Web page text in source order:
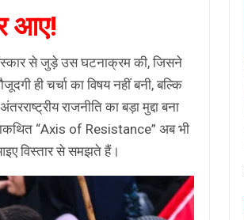
आए!
से जुड़े उस घटनाक्रम की, जिसने
ही चर्चा का विषय नहीं बनी, बल्कि
राजनीति का बड़ा मुद्दा बना
“Axis of Resistance” अब भी
विस्तार से समझते हैं।